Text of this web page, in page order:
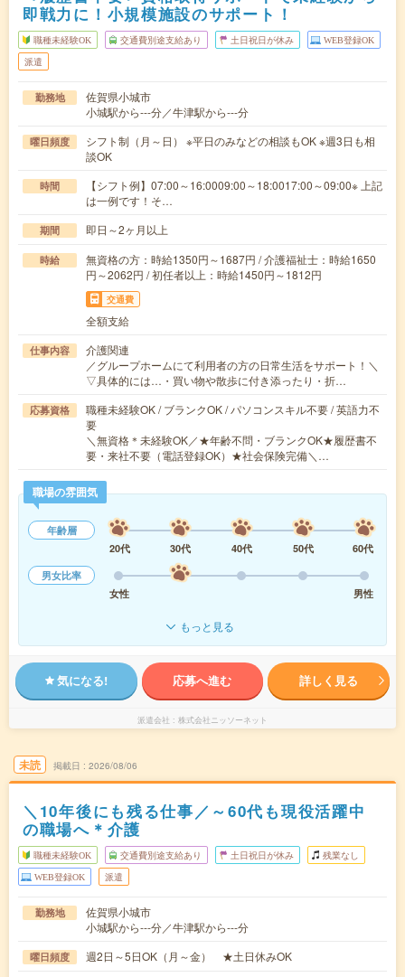
即戦力に！小規模施設のサポート！
職種未経験OK 交通費別途支給あり 土日祝日が休み WEB登録OK
派遣
勤務地
佐賀県小城市
小城駅から---分／牛津駅から---分
曜日頻度
シフト制（月～日） ※平日のみなどの相談もOK ※週3日も相
談OK
時間
【シフト例】07:00～16:0009:00～18:0017:00～09:00※ 上記
は一例です！そ…
期間 即日～2ヶ月以上
時給
無資格の方：時給1350円～1687円 / 介護福祉士：時給1650
円～2062円 / 初任者以上：時給1450円～1812円
交通費
全額支給
仕事内容
介護関連
／グループホームにて利用者の方の日常生活をサポート！＼
▽具体的には…・買い物や散歩に付き添ったり・折…
応募資格
職種未経験OK / ブランクOK / パソコンスキル不要 / 英語力不
要
＼無資格＊未経験OK／★年齢不問・ブランクOK★履歴書不
要・来社不要（電話登録OK）★社会保険完備＼…
職場の雰囲気
年齢層
20代
30代 40代 50代
60代
男女比率
女性
男性
もっと見る
気になる! 応募へ進む 詳しく見る
派遣会社 株式会社ニッソーネット
未読 掲載日 2026/08/06
＼10年後にも残る仕事／～60代も現役活躍中
の職場へ＊介護
職種未経験OK 交通費別途支給あり 土日祝日が休み 残業なし
WEB登録OK 派遣
勤務地
佐賀県小城市
小城駅から---分／牛津駅から---分
曜日頻度 週2日～5日OK（月～金） ★土日休みOK